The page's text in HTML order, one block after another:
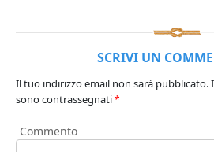
SCRIVI UN
Il tuo indirizzo email non sarà pubblicato.
sono contrassegnati*
Commento